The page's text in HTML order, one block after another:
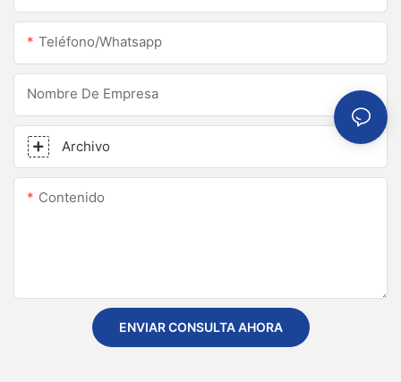
Teléfono/whatsapp
Nombre De Empresa
Archivo
Contenido
ENVIAR CONSULTA AHORA